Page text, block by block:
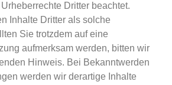
Dritter beachtet.
Inhalte Dritter als solche
Sie trotzdem auf eine
aufmerksam werden, bitten wir
Hinweis. Bei Bekanntwerden
werden wir derartige Inhalte